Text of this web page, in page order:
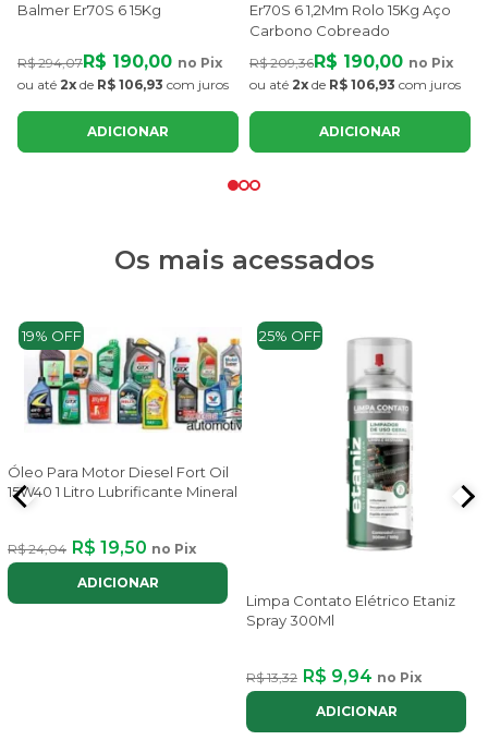
Balmer Er70S 6 15Kg
R$ 294,07 R$ 190,00 no Pix
ou até 2x de R$ 106,93 com juros
ADICIONAR
Er70S 6 1,2Mm Rolo 15Kg Aço
Carbono Cobreado
R$ 209,36 R$ 190,00 no Pix
ou até 2x de R$ 106,93 com juros
ADICIONAR
Os mais acessados
19% OFF
Óleo Para Motor Diesel Fort Oil
15W40 1 Litro Lubrificante Mineral
R$ 24,04 R$ 19,50 no Pix
ADICIONAR
25% OFF
Limpa Contato Elétrico Etaniz
Spray 300Ml
R$ 13,32 R$ 9,94 no Pix
ADICIONAR